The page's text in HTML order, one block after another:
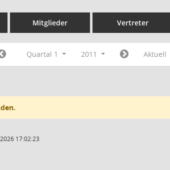
Mitglieder Vertreter
Quartal 1 2011 Aktuell
17:02:23